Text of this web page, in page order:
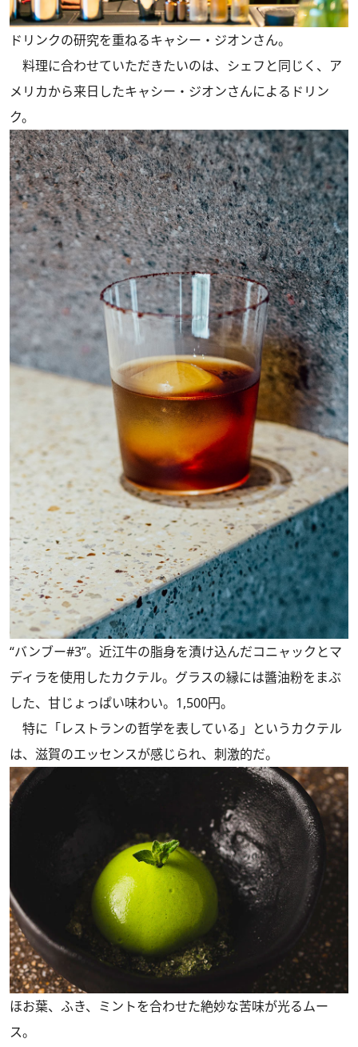
ドリンクの研究を重ねるキャシー・ジオンさん。
料理に合わせていただきたいのは、シェフと同じく、ア
メリカから来日したキャシー・ジオンさんによるドリン
ク。
“バンブー#3”。近江牛の脂身を漬け込んだコニャックとマ
ディラを使用したカクテル。グラスの縁には醬油粉をまぶ
した、甘じょっぱい味わい。1,500円。
特に「レストランの哲学を表している」というカクテル
は、滋賀のエッセンスが感じられ、刺激的だ。
ほお葉、ふき、ミントを合わせた絶妙な苦味が光るムー
ス。